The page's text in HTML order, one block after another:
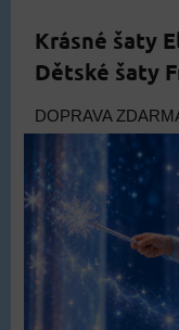
Krásné šaty
Dětské šaty
DOPRAVA